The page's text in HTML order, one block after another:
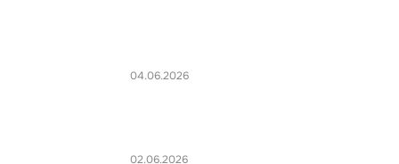
04.06.2026
02.06.2026